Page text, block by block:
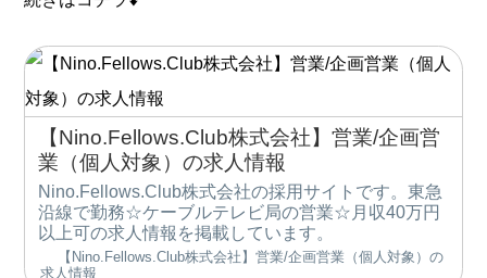
【Nino.Fellows.Club株式会社】営業/企画営
業（個人対象）の求人情報
Nino.Fellows.Club株式会社の採用サイトです。東急
沿線で勤務☆ケーブルテレビ局の営業☆月収40万円
以上可の求人情報を掲載しています。
【Nino.Fellows.Club株式会社】営業/企画営業（個人対象）の
求人情報